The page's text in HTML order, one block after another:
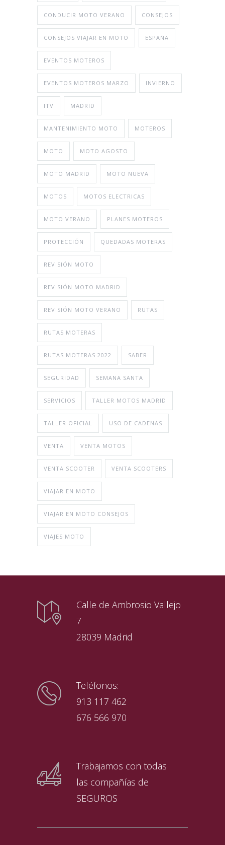
CONDUCIR MOTO VERANO CONSEJOS
CONSEJOS VIAJAR EN MOTO ESPAÑA
EVENTOS MOTEROS
EVENTOS MOTEROS MARZO INVIERNO
ITV MADRID
MANTENIMIENTO MOTO MOTEROS
MOTO MOTO AGOSTO
MOTO MADRID MOTO NUEVA
MOTOS MOTOS ELECTRICAS
MOTO VERANO PLANES MOTEROS
PROTECCIÓN QUEDADAS MOTERAS
REVISIÓN MOTO
REVISIÓN MOTO MADRID
REVISIÓN MOTO VERANO RUTAS
RUTAS MOTERAS
RUTAS MOTERAS 2022 SABER
SEGURIDAD SEMANA SANTA
SERVICIOS TALLER MOTOS MADRID
TALLER OFICIAL USO DE CADENAS
VENTA VENTA MOTOS
VENTA SCOOTER VENTA SCOOTERS
VIAJAR EN MOTO
VIAJAR EN MOTO CONSEJOS
VIAJES MOTO
Calle de Ambrosio Vallejo
7
28039 Madrid
Teléfonos:
913 117 462
676 566 970
Trabajamos con todas
las compañías de
SEGUROS